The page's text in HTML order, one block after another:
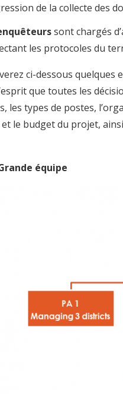
de la collecte des
sont chargés
les protocoles du
ci-dessous quelques
que toutes les
les types de postes,
le budget du projet,
équipe